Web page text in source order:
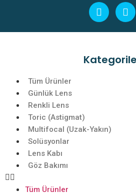
Tüm Ürünler
Günlük Lens
Renkli Lens
Toric (Astigmat)
Multifocal (Uzak-Yakın)
Solüsyonlar
Lens Kabı
Göz Bakımı
Tüm Ürünler